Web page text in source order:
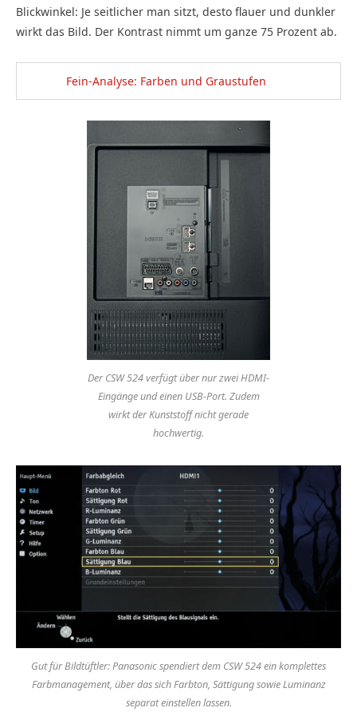
Blickwinkel: Je seitlicher man sitzt, desto flauer und dunkler
wirkt das Bild. Der Kontrast nimmt um ganze 75 Prozent ab.
Fein-Analyse: Farben und Graustufen
Der CSW 524 verfügt über nur zwei HDMI-
Eingänge und einen USB-Port. Zudem
wirkt der Kunststoff nicht gerade
hochwertig.
Gut für Bildtüftler: Panasonic spendiert dem CSW 524 ein komplettes
Farbmanagement, über das sich Farbton, Sättigung sowie Luminanz
separat einstellen lassen.